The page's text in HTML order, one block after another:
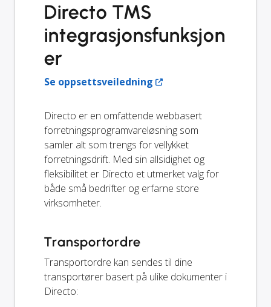
Directo TMS
integrasjonsfunksjon
er
Se oppsettsveiledning
Directo er en omfattende webbasert
forretningsprogramvareløsning som
samler alt som trengs for vellykket
forretningsdrift. Med sin allsidighet og
fleksibilitet er Directo et utmerket valg for
både små bedrifter og erfarne store
virksomheter.
Transportordre
Transportordre kan sendes til dine
transportører basert på ulike dokumenter i
Directo: